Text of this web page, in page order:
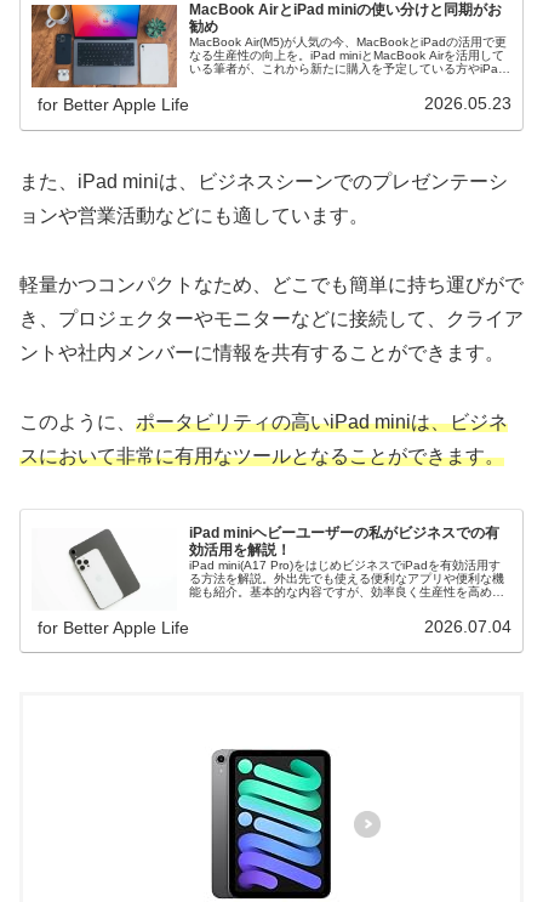
MacBook AirとiPad miniの使い分けと同期がお
勧め
MacBook Air(M5)が人気の今、MacBookとiPadの活用で更
なる生産性の向上を。iPad miniとMacBook Airを活用して
いる筆者が、これから新たに購入を予定している方やiPad
for Better Apple Life 2026.05.23
また、iPad miniは、ビジネスシーンでのプレゼンテーシ
ョンや営業活動などにも適しています。
軽量かつコンパクトなため、どこでも簡単に持ち運びがで
き、プロジェクターやモニターなどに接続して、クライア
ントや社内メンバーに情報を共有することができます。
このように、 ポータビリティの高いiPad miniは、ビジネ
スにおいて非常に有用なツールとなることができます。
iPad miniヘビーユーザーの私がビジネスでの有
効活用を解説！
iPad mini(A17 Pro)をはじめビジネスでiPadを有効活用す
る方法を解説。外出先でも使える便利なアプリや便利な機
能も紹介。基本的な内容ですが、効率良く生産性を高めた
for Better Apple Life 2026.07.04